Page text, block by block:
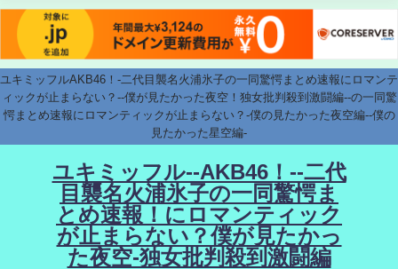
ユキミッフルAKB46！-二代目襲名火浦氷子の一同驚愕まとめ速報にロマンテ
ィックが止まらない？--僕が見たかった夜空！独女批判殺到激闘編--の一同驚
愕まとめ速報にロマンティックが止まらない？-僕の見たかった夜空編--僕の
見たかった星空編-
ユキミッフル--AKB46！--二代
目襲名火浦氷子の一同驚愕ま
とめ速報！にロマンティック
が止まらない？僕が見たかっ
た夜空-独女批判殺到激闘編